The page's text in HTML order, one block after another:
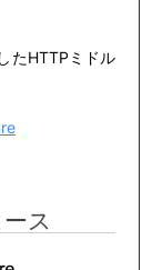
たHTTPミドル
ス